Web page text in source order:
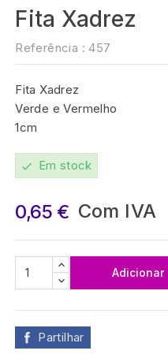
Fita Xadrez
Referência : 457
Fita Xadrez
Verde e Vermelho
1cm
check Em stock
0,65 € Com IVA
Adicionar
Partilhar